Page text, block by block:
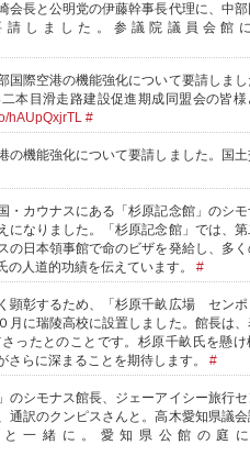
会長と公明党の伊藤幹事長代理に、中
しました。参議院議員会館に
国際空港の機能強化について要請しま
本目滑走路建設促進期成同盟会の皆様
hAUpQxjrTL #
の機能強化について要請しました。国
カウナスにある「杉原記念館」のシモ
になりました。「杉原記念館」では、
の日本領事館で命のビザを発給し、多
の人道的功績を伝えています。 #
顕彰するため、「杉原千畝広場 センポ
月に瑞陵高校に設置しました。館長は
ったとのことです。杉原千畝氏を懸け
らに深まることを期待します。 #
のシモナス館長、ジェーアイシー旅行セ
訳のクンピスさんと。高木愛知県議会
一緒に。愛知県公館の庭に